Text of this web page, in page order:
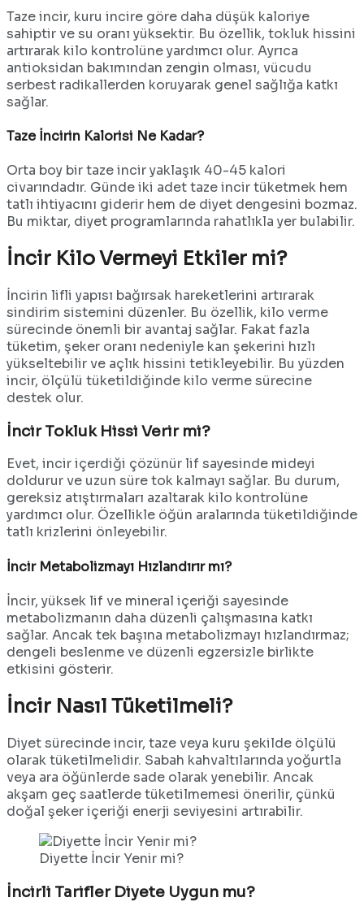
Taze incir, kuru incire göre daha düşük kaloriye
sahiptir ve su oranı yüksektir. Bu özellik, tokluk hissini
artırarak kilo kontrolüne yardımcı olur. Ayrıca
antioksidan bakımından zengin olması, vücudu
serbest radikallerden koruyarak genel sağlığa katkı
sağlar.
Taze İncirin Kalorisi Ne Kadar?
Orta boy bir taze incir yaklaşık 40-45 kalori
civarındadır. Günde iki adet taze incir tüketmek hem
tatlı ihtiyacını giderir hem de diyet dengesini bozmaz.
Bu miktar, diyet programlarında rahatlıkla yer bulabilir.
İncir Kilo Vermeyi Etkiler mi?
İncirin lifli yapısı bağırsak hareketlerini artırarak
sindirim sistemini düzenler. Bu özellik, kilo verme
sürecinde önemli bir avantaj sağlar. Fakat fazla
tüketim, şeker oranı nedeniyle kan şekerini hızlı
yükseltebilir ve açlık hissini tetikleyebilir. Bu yüzden
incir, ölçülü tüketildiğinde kilo verme sürecine
destek olur.
İncir Tokluk Hissi Verir mi?
Evet, incir içerdiği çözünür lif sayesinde mideyi
doldurur ve uzun süre tok kalmayı sağlar. Bu durum,
gereksiz atıştırmaları azaltarak kilo kontrolüne
yardımcı olur. Özellikle öğün aralarında tüketildiğinde
tatlı krizlerini önleyebilir.
İncir Metabolizmayı Hızlandırır mı?
İncir, yüksek lif ve mineral içeriği sayesinde
metabolizmanın daha düzenli çalışmasına katkı
sağlar. Ancak tek başına metabolizmayı hızlandırmaz;
dengeli beslenme ve düzenli egzersizle birlikte
etkisini gösterir.
İncir Nasıl Tüketilmeli?
Diyet sürecinde incir, taze veya kuru şekilde ölçülü
olarak tüketilmelidir. Sabah kahvaltılarında yoğurtla
veya ara öğünlerde sade olarak yenebilir. Ancak
akşam geç saatlerde tüketilmemesi önerilir, çünkü
doğal şeker içeriği enerji seviyesini artırabilir.
Diyette İncir Yenir mi?
İncirli Tarifler Diyete Uygun mu?